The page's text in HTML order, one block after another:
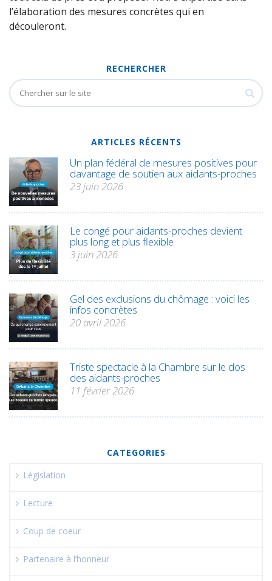
l’élaboration des mesures concrètes qui en
découleront.
RECHERCHER
ARTICLES RÉCENTS
Un plan fédéral de mesures positives pour
davantage de soutien aux aidants-proches
23 juin 2026
Le congé pour aidants-proches devient
plus long et plus flexible
3 juin 2026
Gel des exclusions du chômage : voici les
infos concrètes
20 avril 2026
Triste spectacle à la Chambre sur le dos
des aidants-proches
11 février 2026
CATEGORIES
Législation
Lecture
Coup de coeur
Partenaire à l’honneur